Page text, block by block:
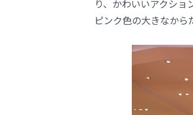
り、かわいいアクシ
ピンク色の大きなから